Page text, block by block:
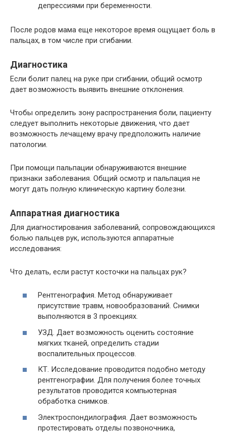
депрессиями при беременности.
После родов мама еще некоторое время ощущает боль в
пальцах, в том числе при сгибании.
Диагностика
Если болит палец на руке при сгибании, общий осмотр
дает возможность выявить внешние отклонения.
Чтобы определить зону распространения боли, пациенту
следует выполнить некоторые движения, что дает
возможность лечащему врачу предположить наличие
патологии.
При помощи пальпации обнаруживаются внешние
признаки заболевания. Общий осмотр и пальпация не
могут дать полную клиническую картину болезни.
Аппаратная диагностика
Для диагностирования заболеваний, сопровождающихся
болью пальцев рук, используются аппаратные
исследования:
Что делать, если растут косточки на пальцах рук?
Рентгенография. Метод обнаруживает
присутствие травм, новообразований. Снимки
выполняются в 3 проекциях.
УЗД. Дает возможность оценить состояние
мягких тканей, определить стадии
воспалительных процессов.
КТ. Исследование проводится подобно методу
рентгенографии. Для получения более точных
результатов проводится компьютерная
обработка снимков.
Электроспондилография. Дает возможность
протестировать отделы позвоночника,